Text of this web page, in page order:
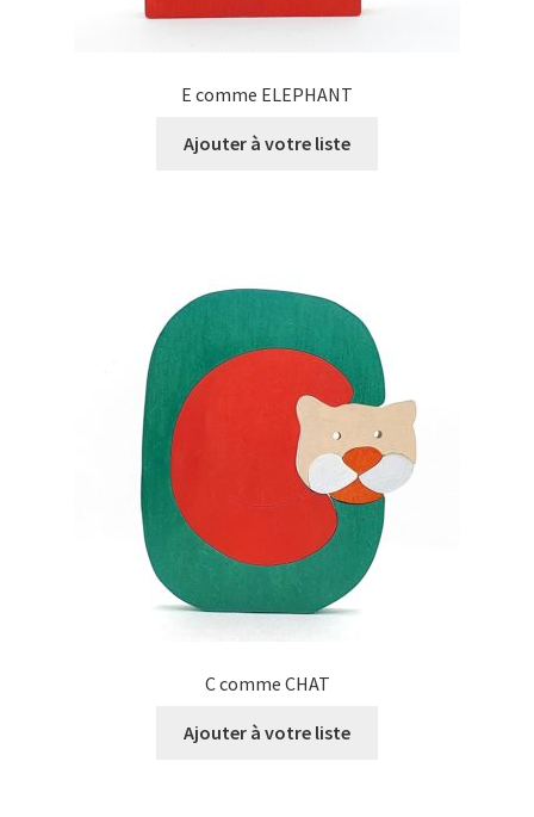
E comme ELEPHANT
Ajouter à votre liste
C comme CHAT
Ajouter à votre liste